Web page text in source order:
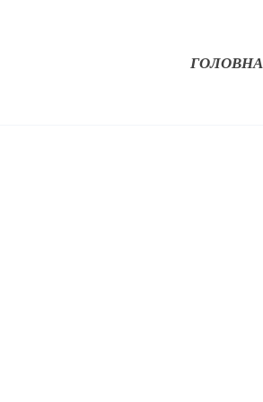
ГОЛОВНА